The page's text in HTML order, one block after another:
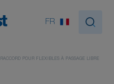
FR
RACCORD POUR FLEXIBLES À PASSAGE LIBRE